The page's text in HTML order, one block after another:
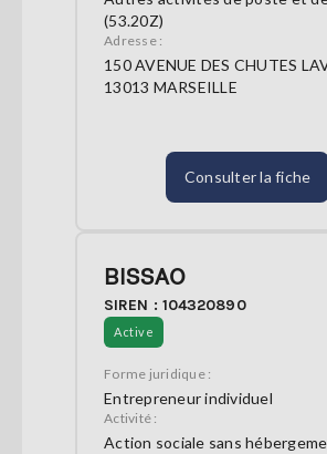
(53.20Z)
Adresse :
150 AVENUE DES CHUTES
13013 MARSEILLE
Consulter la fiche
BISSAO
SIREN : 104320890
Active
Forme juridique :
Entrepreneur individuel
Activité :
Action sociale sans